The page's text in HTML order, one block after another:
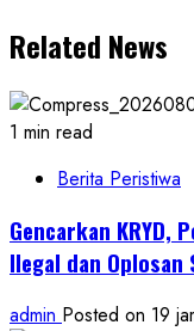
Related News
1 min read
Berita Peristiwa
Gencarkan KRYD,
Ilegal dan Oplosan
admin Posted on 19